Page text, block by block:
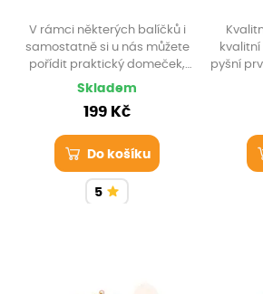
V rámci některých balíčků i
samostatně si u nás můžete
pořídit praktický domeček,
který poslouží vašemu tygrovi
složit střechu a je to.
Skladem
199 Kč
Do košíku
5
kvalitní
pyšní
takže